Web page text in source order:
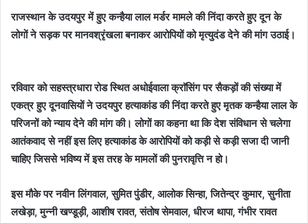
राजस्थान के उदयपुर में हुए कन्हैया लाल मर्डर मामले की निंदा करते हुए दून के
लोगों ने सड़क पर मानवश्रृंखला बनाकर आरोपियों को मृत्युदंड देने की मांग उठाई।
रविवार को सहस्त्रधारा रोड स्थित अधोईवाला क्राॅसिंग पर सैकड़ों की संख्या में
एकत्र हुए दूनवासियों ने उदयपुर हत्याकांड की निंदा करते हुए मृतक कन्हैया लाल के
परिजनों को न्याय देने की मांग की। लोगों का कहना था कि देश संविधान से चलेगा
आतंकवाद से नहीं इस लिए हत्याकांड के आरोपियों को कड़ी से कड़ी सजा दी जानी
चाहिए जिससे भविष्य में इस तरह के मामलों की पुनरावृत्ति न हो।
इस मौके पर नवीन लिंगवाल, सुमित पुंडीर, आलोक सिन्हा, जितेन्द्र कुमार, सुनीता
लखेड़ा, मुन्नी खण्डूड़ी, आशीष रावत, संतोष सेमवाल, धीरज थापा, गंभीर रावत